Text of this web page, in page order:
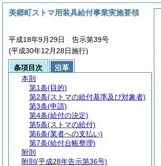
美郷町ストマ用装具給付事業実施要領
平成18年9月29日 告示第39号
(平成30年12月28日施行)
条項目次
沿革
本則
第1条(目的)
第2条(ストマの給付基準及び対象者)
第3条(申請)
第4条(給付の決定)
第5条(ストマの給付)
第6条(業者への支払い)
第7条(給付台帳整理)
附則
附則 (平成28年告示第36号)